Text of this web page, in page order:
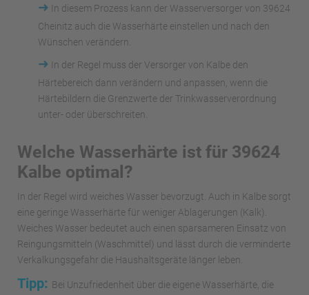
➜
In diesem Prozess kann der Wasserversorger von 39624
Cheinitz auch die Wasserhärte einstellen und nach den
Wünschen verändern.
➜
In der Regel muss der Versorger von Kalbe den
Härtebereich dann verändern und anpassen, wenn die
Härtebildern die Grenzwerte der Trinkwasserverordnung
unter- oder überschreiten.
Welche Wasserhärte ist für 39624
Kalbe optimal?
In der Regel wird weiches Wasser bevorzugt. Auch in Kalbe sorgt
eine geringe Wasserhärte für weniger Ablagerungen (Kalk).
Weiches Wasser bedeutet auch einen sparsameren Einsatz von
Reingungsmitteln (Waschmittel) und lässt durch die verminderte
Verkalkungsgefahr die Haushaltsgeräte länger leben.
Tipp: Bei Unzufriedenheit über die eigene Wasserhärte, die